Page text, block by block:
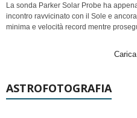
La sonda Parker Solar Probe ha
incontro ravvicinato con il Sole e
minima e velocità record mentre
ASTROFOTOGRAFIA